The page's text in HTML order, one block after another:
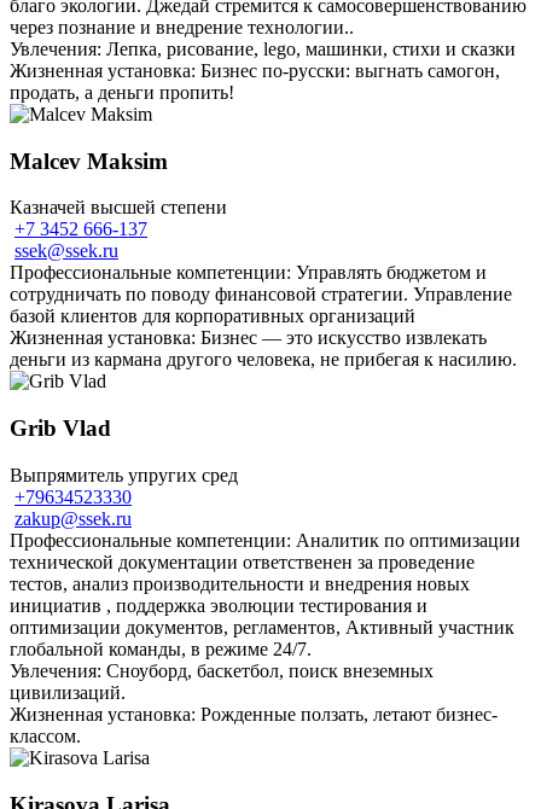
благо экологии. Джедай стремится к самосовершенствованию
через познание и внедрение технологии..
Увлечения: Лепка, рисование, lego, машинки, стихи и сказки
Жизненная установка: Бизнес по-русски: выгнать самогон,
продать, а деньги пропить!
Malcev Maksim
Казначей высшей степени
+7 3452 666-137
ssek@ssek.ru
Профессиональные компетенции: Управлять бюджетом и
сотрудничать по поводу финансовой стратегии. Управление
базой клиентов для корпоративных организаций
Жизненная установка: Бизнес — это искусство извлекать
деньги из кармана другого человека, не прибегая к насилию.
Grib Vlad
Выпрямитель упругих сред
+79634523330
zakup@ssek.ru
Профессиональные компетенции: Аналитик по оптимизации
технической документации ответственен за проведение
тестов, анализ производительности и внедрения новых
инициатив , поддержка эволюции тестирования и
оптимизации документов, регламентов, Активный участник
глобальной команды, в режиме 24/7.
Увлечения: Сноуборд, баскетбол, поиск внеземных
цивилизаций.
Жизненная установка: Рожденные ползать, летают бизнес-
классом.